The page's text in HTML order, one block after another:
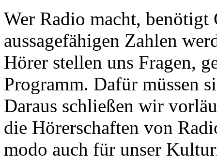
Wer Radio macht, benötigt
aussagefähigen Zahlen
Hörer stellen uns Fragen,
Programm. Dafür müssen
Daraus schließen wir
die Hörerschaften von
modo auch für unser